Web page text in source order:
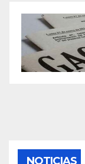
NOTICIAS